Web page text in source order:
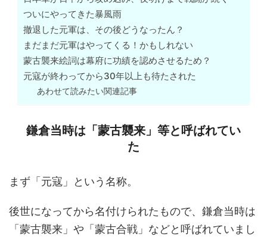
ついにやってきた暴風雨
撤退した元軍は、その後どうなったん？
まだまだ元軍はやってくる！かもしれない
蒙古襲来絵詞は幕府に功績を認めさせるため？
元寇が終わってから30年以上も待たされた
あわせて読みたい関連記事
鎌倉当時は「蒙古襲来」等と呼ばれてい
た
まず「元寇」という名称。
後世になってから名付けられたもので、鎌倉当時は
「蒙古襲来」や「蒙古合戦」などと呼ばれていまし